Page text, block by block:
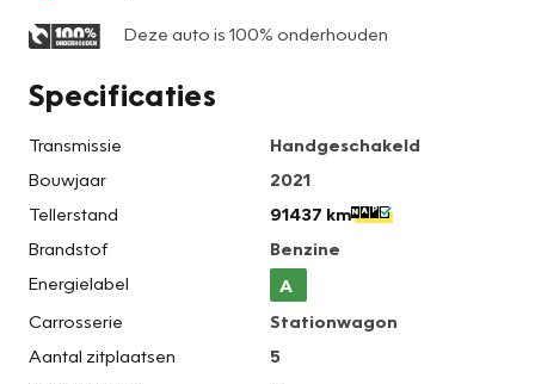
Deze auto is 100% onderhouden
Specificaties
Transmissie
Handgeschakeld
Bouwjaar
2021
Tellerstand
91437 km
Brandstof
Benzine
Energielabel
A
Carrosserie
Stationwagon
Aantal zitplaatsen
5